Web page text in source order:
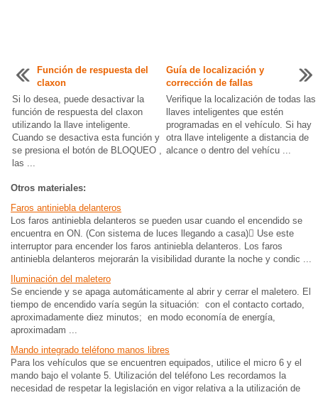
Función de respuesta del
claxon
Si lo desea, puede desactivar la
función de respuesta del claxon
utilizando la llave inteligente.
Cuando se desactiva esta función y
se presiona el botón de BLOQUEO ,
las ...
Guía de localización y
corrección de fallas
Verifique la localización de todas las
llaves inteligentes que estén
programadas en el vehículo. Si hay
otra llave inteligente a distancia de
alcance o dentro del vehícu ...
Otros materiales:
Faros antiniebla delanteros
Los faros antiniebla delanteros se pueden usar cuando el encendido se
encuentra en ON. (Con sistema de luces llegando a casa)􀋪 Use este
interruptor para encender los faros antiniebla delanteros. Los faros
antiniebla delanteros mejorarán la visibilidad durante la noche y condic ...
Iluminación del maletero
Se enciende y se apaga automáticamente al abrir y cerrar el maletero. El
tiempo de encendido varía según la situación: con el contacto cortado,
aproximadamente diez minutos; en modo economía de energía,
aproximadam ...
Mando integrado teléfono manos libres
Para los vehículos que se encuentren equipados, utilice el micro 6 y el
mando bajo el volante 5. Utilización del teléfono Les recordamos la
necesidad de respetar la legislación en vigor relativa a la utilización de